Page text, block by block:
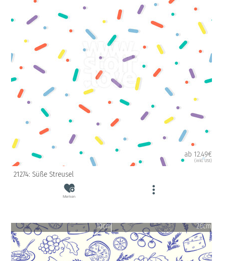
ab 12.49€
(inkl. USt)
21274: Süße Streusel
Merken
10cm 20cm